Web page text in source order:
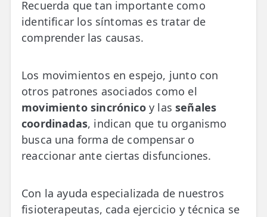
Recuerda que tan importante como
identificar los síntomas es tratar de
comprender las causas.
Los movimientos en espejo, junto con
otros patrones asociados como el
movimiento sincrónicoy lasseñales
coordinadas, indican que tu organismo
busca una forma de compensar o
reaccionar ante ciertas disfunciones.
Con la ayuda especializada de nuestros
fisioterapeutas, cada ejercicio y técnica se